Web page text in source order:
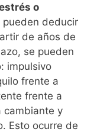
o
pueden deducir
de años de
se pueden
impulsivo
frente a
frente a
cambiante y
Esto ocurre de